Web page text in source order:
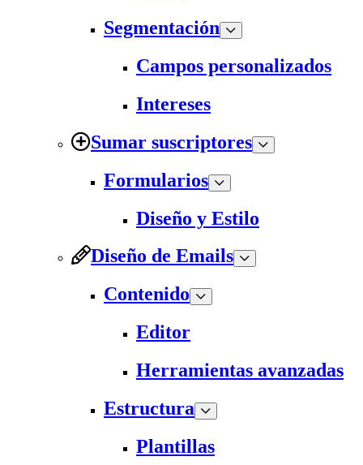
Segmentación
Campos personalizados
Intereses
Sumar suscriptores
Formularios
Diseño y Estilo
Diseño de Emails
Contenido
Editor
Herramientas avanzadas
Estructura
Plantillas